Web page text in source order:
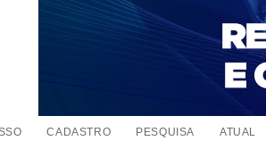
CADASTRO PESQUISA ATUAL